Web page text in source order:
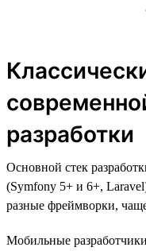
разработки
Основной стек
(Symfony 5+ и 6+,
разные фреймворки,
Мобильные